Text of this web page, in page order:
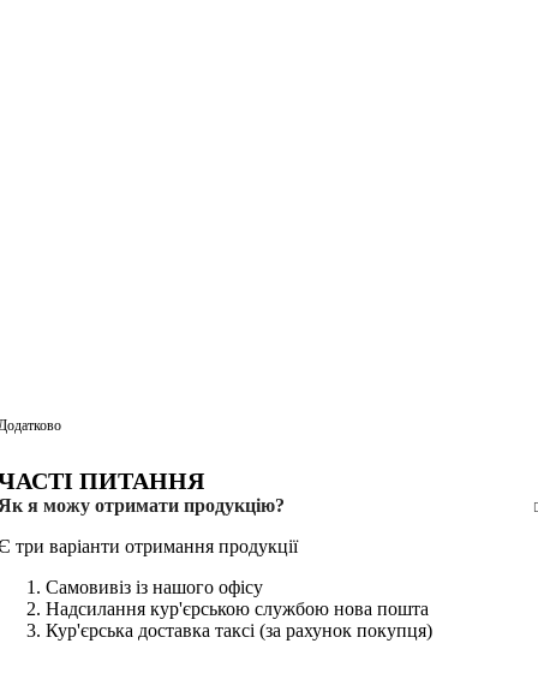
ПИТАННЯ
я можу отримати продукцію?
три варіанти отримання продукції
Самовивіз із нашого офісу
Надсилання кур'єрською службою нова пошта
Кур'єрська доставка таксі (за рахунок покупця)